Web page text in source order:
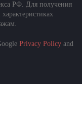
РФ. Для получения
Privacy Policy and